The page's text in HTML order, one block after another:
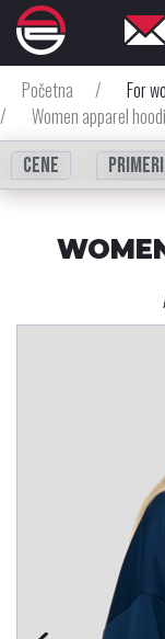
Početna
/ For
/
Women apparel
Cene